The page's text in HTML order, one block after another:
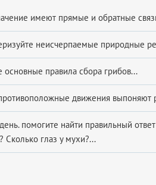
имеют прямые и обратные
неисчерпаемые природные
основные правила сбора грибов...
движения
помогите найти правильный
Сколько глаз у мухи?...